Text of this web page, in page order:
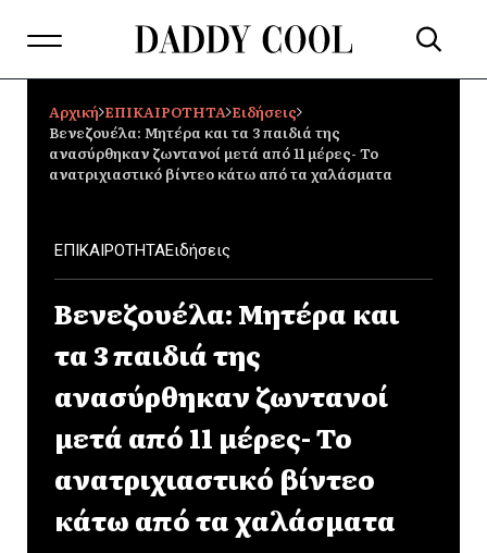
Αρχική ΕΠΙΚΑΙΡΟΤΗΤΑ Ειδήσεις
Βενεζουέλα: Μητέρα και τα 3 παιδιά της
ανασύρθηκαν ζωντανοί μετά από 11 μέρες- Το
ανατριχιαστικό βίντεο κάτω από τα χαλάσματα
ΕΠΙΚΑΙΡΟΤΗΤΑΕιδήσεις
Βενεζουέλα: Μητέρα και
τα 3 παιδιά της
ανασύρθηκαν ζωντανοί
μετά από 11 μέρες- Το
ανατριχιαστικό βίντεο
κάτω από τα χαλάσματα